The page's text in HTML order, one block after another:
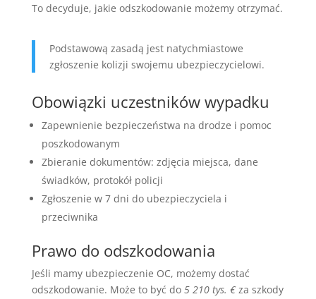
To decyduje, jakie odszkodowanie możemy otrzymać.
Podstawową zasadą jest natychmiastowe
zgłoszenie kolizji swojemu ubezpieczycielowi.
Obowiązki uczestników wypadku
Zapewnienie bezpieczeństwa na drodze i pomoc
poszkodowanym
Zbieranie dokumentów: zdjęcia miejsca, dane
świadków, protokół policji
Zgłoszenie w 7 dni do ubezpieczyciela i
przeciwnika
Prawo do odszkodowania
Jeśli mamy ubezpieczenie OC, możemy dostać
odszkodowanie. Może to być do 5 210 tys. €za szkody